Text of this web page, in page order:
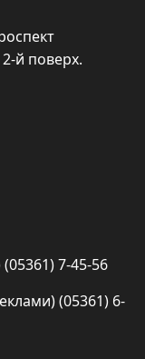
й поверх.
7-45-56
(05361) 6-